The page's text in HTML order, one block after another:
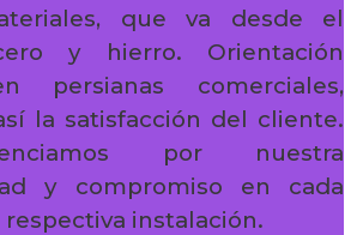
que va desde el
y hierro. Orientación
persianas comerciales,
la satisfacción del cliente.
por nuestra
y compromiso en cada
respectiva instalación.